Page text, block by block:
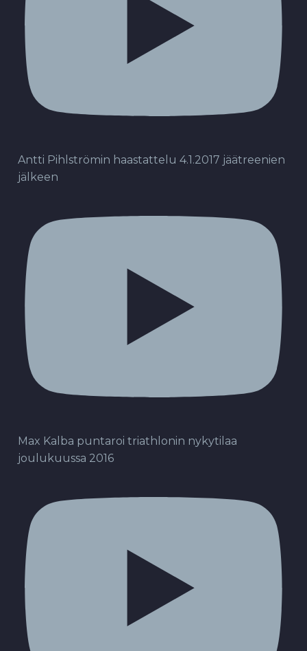
Antti Pihlströmin haastattelu 4.1.2017 jäätreenien
jälkeen
Max Kalba puntaroi triathlonin nykytilaa
joulukuussa 2016